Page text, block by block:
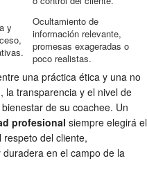
y
Ocultamiento de
información relevante,
promesas exageradas o
poco realistas.
una práctica ética y una no
la transparencia y el nivel de
de su coachee. Un
profesional siempre elegirá el
del cliente,
en el campo de la